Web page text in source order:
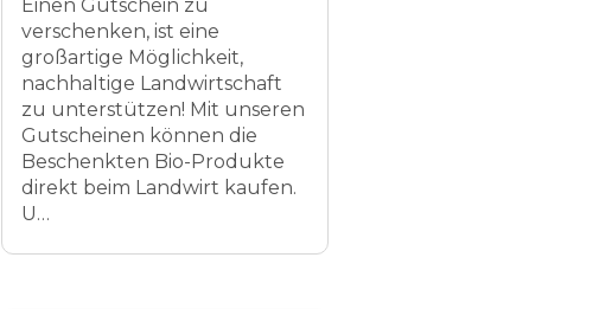
Einen Gutschein zu
verschenken, ist eine
großartige Möglichkeit,
nachhaltige Landwirtschaft
zu unterstützen! Mit unseren
Gutscheinen können die
Beschenkten Bio-Produkte
direkt beim Landwirt kaufen.
U…